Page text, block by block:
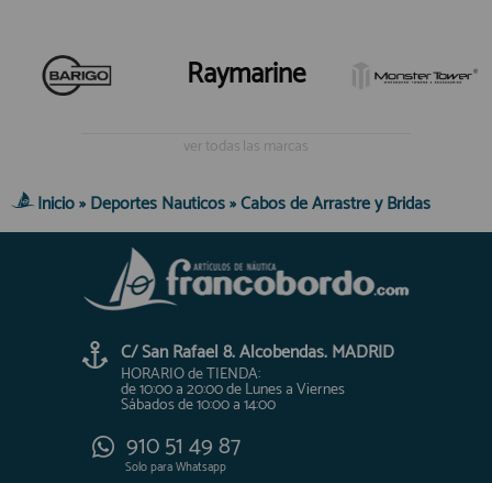
Raymarine
ver todas las marcas
Inicio»Deportes Nauticos»Cabos de Arrastre y Bridas
C/ San Rafael 8. Alcobendas. MADRID
HORARIO de TIENDA:
de 10:00 a 20:00 de Lunes a Viernes
Sábados de 10:00 a 14:00
910 51 49 87
Solo paraWhatsapp